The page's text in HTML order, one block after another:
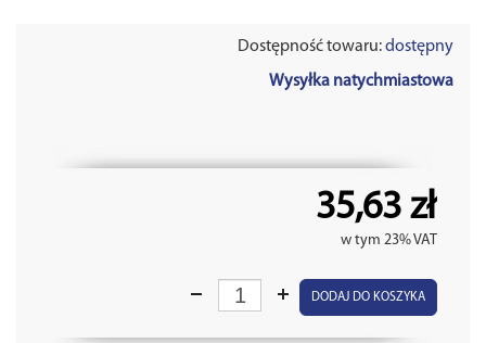
Dostępność towaru:dostępny
Wysyłka natychmiastowa
35,63 zł
w tym 23% VAT
DODAJ DO KOSZYKA